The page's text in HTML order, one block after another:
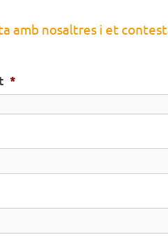
amb nosaltres i et
*